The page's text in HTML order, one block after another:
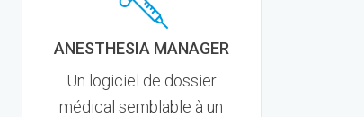
ANESTHESIA MANAGER
Un logiciel de dossier
médical semblable à un